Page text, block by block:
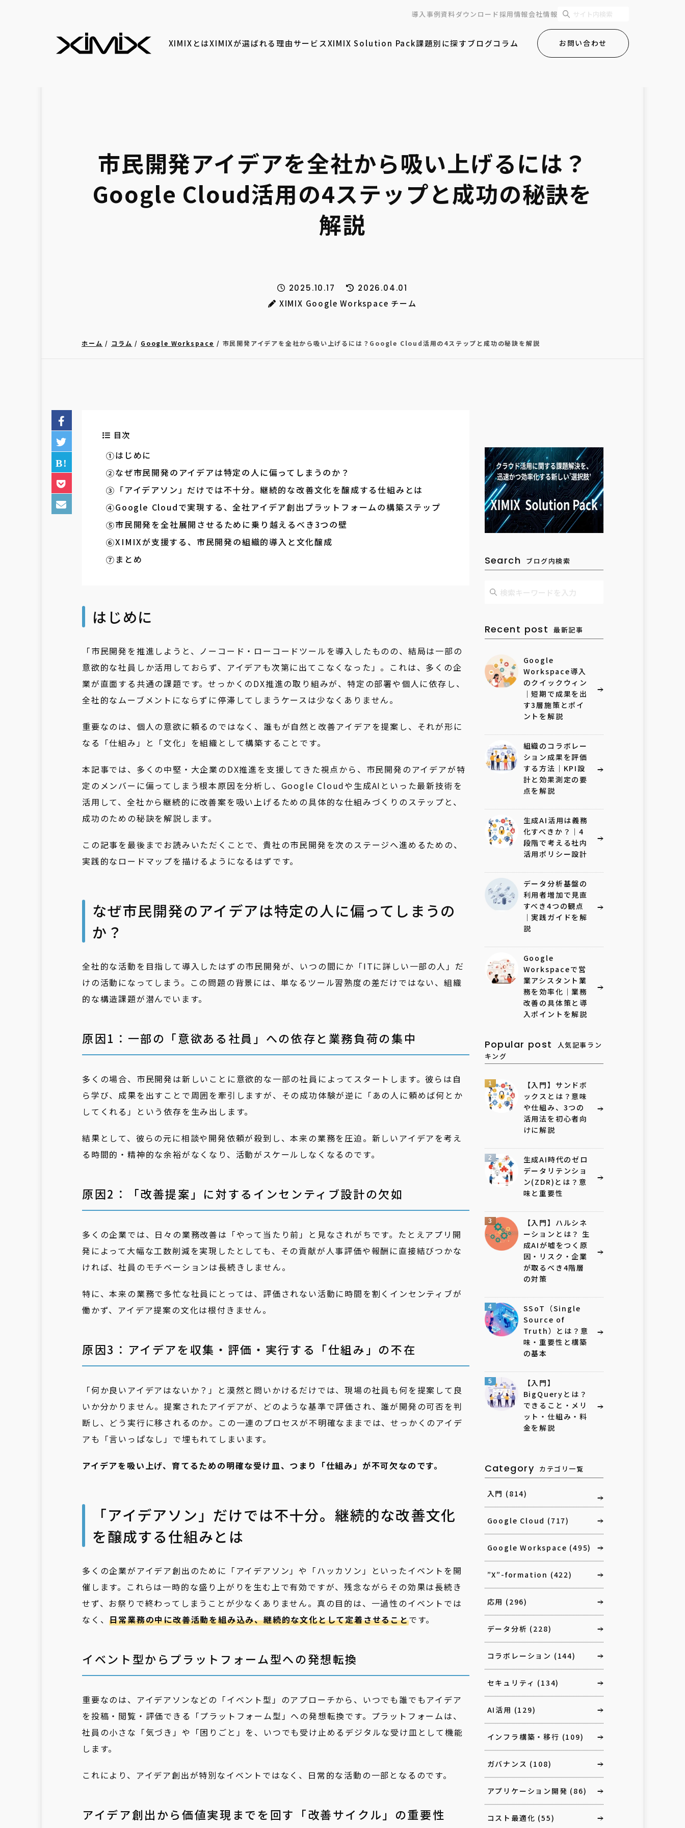
導入事例資料ダウンロード採用情報会社情報
XIMIXとはXIMIXが選ばれる理由サービスXIMIX Solution Pack課題別に探すブログコラム お問い合わせ
市民開発アイデアを全社から吸い上げるには？
Google Cloud活用の4ステップと成功の秘訣を
解説
2025.10.17
2026.04.01
XIMIX Google Workspace チーム
ホーム コラム Google Workspace 市民開発アイデアを全社から吸い上げるには？Google Cloud活用の4ステップと成功の秘訣を解説
目次
はじめに
なぜ市民開発のアイデアは特定の人に偏ってしまうのか？
「アイデアソン」だけでは不十分。継続的な改善文化を醸成する仕組みとは
Google Cloudで実現する、全社アイデア創出プラットフォームの構築ステップ
市民開発を全社展開させるために乗り越えるべき3つの壁
XIMIXが支援する、市民開発の組織的導入と文化醸成
まとめ
はじめに
「市民開発を推進しようと、ノーコード・ローコードツールを導入したものの、結局は一部の
意欲的な社員しか活用しておらず、アイデアも次第に出てこなくなった」。これは、多くの企
業が直面する共通の課題です。せっかくのDX推進の取り組みが、特定の部署や個人に依存し、
全社的なムーブメントにならずに停滞してしまうケースは少なくありません。
重要なのは、個人の意欲に頼るのではなく、誰もが自然と改善アイデアを提案し、それが形に
なる「仕組み」と「文化」を組織として構築することです。
本記事では、多くの中堅・大企業のDX推進を支援してきた視点から、市民開発のアイデアが特
定のメンバーに偏ってしまう根本原因を分析し、Google Cloudや生成AIといった最新技術を
活用して、全社から継続的に改善案を吸い上げるための具体的な仕組みづくりのステップと、
成功のための秘訣を解説します。
この記事を最後までお読みいただくことで、貴社の市民開発を次のステージへ進めるための、
実践的なロードマップを描けるようになるはずです。
なぜ市民開発のアイデアは特定の人に偏ってしまうの
か？
全社的な活動を目指して導入したはずの市民開発が、いつの間にか「ITに詳しい一部の人」だ
けの活動になってしまう。この問題の背景には、単なるツール習熟度の差だけではない、組織
的な構造課題が潜んでいます。
原因1：一部の「意欲ある社員」への依存と業務負荷の集中
多くの場合、市民開発は新しいことに意欲的な一部の社員によってスタートします。彼らは自
ら学び、成果を出すことで周囲を牽引しますが、その成功体験が逆に「あの人に頼めば何とか
してくれる」という依存を生み出します。
結果として、彼らの元に相談や開発依頼が殺到し、本来の業務を圧迫。新しいアイデアを考え
る時間的・精神的な余裕がなくなり、活動がスケールしなくなるのです。
原因2：「改善提案」に対するインセンティブ設計の欠如
多くの企業では、日々の業務改善は「やって当たり前」と見なされがちです。たとえアプリ開
発によって大幅な工数削減を実現したとしても、その貢献が人事評価や報酬に直接結びつかな
ければ、社員のモチベーションは長続きしません。
特に、本来の業務で多忙な社員にとっては、評価されない活動に時間を割くインセンティブが
働かず、アイデア提案の文化は根付きません。
原因3：アイデアを収集・評価・実行する「仕組み」の不在
「何か良いアイデアはないか？」と漠然と問いかけるだけでは、現場の社員も何を提案して良
いか分かりません。提案されたアイデアが、どのような基準で評価され、誰が開発の可否を判
断し、どう実行に移されるのか。この一連のプロセスが不明確なままでは、せっかくのアイデ
アも「言いっぱなし」で埋もれてしまいます。
アイデアを吸い上げ、育てるための明確な受け皿、つまり「仕組み」が不可欠なのです。
「アイデアソン」だけでは不十分。継続的な改善文化
を醸成する仕組みとは
多くの企業がアイデア創出のために「アイデアソン」や「ハッカソン」といったイベントを開
催します。これらは一時的な盛り上がりを生む上で有効ですが、残念ながらその効果は長続き
せず、お祭りで終わってしまうことが少なくありません。真の目的は、一過性のイベントでは
なく、日常業務の中に改善活動を組み込み、継続的な文化として定着させることです。
イベント型からプラットフォーム型への発想転換
重要なのは、アイデアソンなどの「イベント型」のアプローチから、いつでも誰でもアイデア
を投稿・閲覧・評価できる「プラットフォーム型」への発想転換です。プラットフォームは、
社員の小さな「気づき」や「困りごと」を、いつでも受け止めるデジタルな受け皿として機能
します。
これにより、アイデア創出が特別なイベントではなく、日常的な活動の一部となるのです。
アイデア創出から価値実現までを回す「改善サイクル」の重要性
Search ブログ内検索
Recent post 最新記事
Google
Workspace導入
のクイックウィン
｜短期で成果を出
す3層施策とポイ
ントを解説
組織のコラボレー
ション成果を評価
する方法｜KPI設
計と効果測定の要
点を解説
生成AI活用は義務
化すべきか？｜4
段階で考える社内
活用ポリシー設計
データ分析基盤の
利用者増加で見直
すべき4つの観点
｜実践ガイドを解
説
Google
Workspaceで営
業アシスタント業
務を効率化｜業務
改善の具体策と導
入ポイントを解説
Popular post
人気記事ラン
キング
1
【入門】サンドボ
ックスとは？意味
や仕組み、3つの
活用法を初心者向
けに解説
2
生成AI時代のゼロ
データリテンショ
ン(ZDR)とは？意
味と重要性
3
【入門】ハルシネ
ーションとは？ 生
成AIが嘘をつく原
因・リスク・企業
が取るべき4階層
の対策
4
SSoT（Single
Source of
Truth）とは？意
味・重要性と構築
の基本
5
【入門】
BigQueryとは？
できること・メリ
ット・仕組み・料
金を解説
Category カテゴリ一覧
入門 (814)
Google Cloud (717)
Google Workspace (495)
”X”-formation (422)
応用 (296)
データ分析 (228)
コラボレーション (144)
セキュリティ (134)
AI活用 (129)
インフラ構築・移行 (109)
ガバナンス (108)
アプリケーション開発 (86)
コスト最適化 (55)